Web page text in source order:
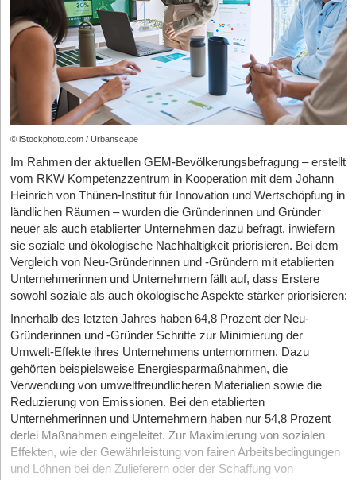
© iStockphoto.com / Urbanscape
Im Rahmen der aktuellen GEM-Bevölkerungsbefragung – erstellt
vom RKW Kompetenzzentrum in Kooperation mit dem Johann
Heinrich von Thünen-Institut für Innovation und Wertschöpfung in
ländlichen Räumen – wurden die Gründerinnen und Gründer
neuer als auch etablierter Unternehmen dazu befragt, inwiefern
sie soziale und ökologische Nachhaltigkeit priorisieren. Bei dem
Vergleich von Neu-Gründerinnen und -Gründern mit etablierten
Unternehmerinnen und Unternehmern fällt auf, dass Erstere
sowohl soziale als auch ökologische Aspekte stärker priorisieren:
Innerhalb des letzten Jahres haben 64,8 Prozent der Neu-
Gründerinnen und -Gründer Schritte zur Minimierung der
Umwelt-Effekte ihres Unternehmens unternommen. Dazu
gehörten beispielsweise Energiesparmaßnahmen, die
Verwendung von umweltfreundlicheren Materialien sowie die
Reduzierung von Emissionen. Bei den etablierten
Unternehmerinnen und Unternehmern haben nur 54,8 Prozent
derlei Maßnahmen eingeleitet. Zur Maximierung von sozialen
Effekten, wie der Gewährleistung von fairen Arbeitsbedingungen
und Löhnen bei den Zulieferern oder der Schaffung von